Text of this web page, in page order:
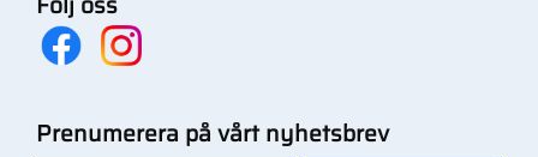
Prenumerera på vårt nyhetsbrev